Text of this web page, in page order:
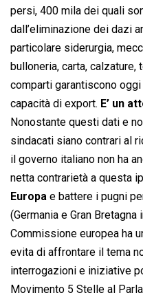
o
o
k
A
p
p
d
I
n
d
s
persi, 400 mila dei quali
dall’eliminazione dei dazi
particolare siderurgia,
bulloneria, carta,
comparti garantiscono
capacità di export. E’ un
Nonostante questi dati e
sindacati siano contrari al
il governo italiano non ha
netta contrarietà a questa
Europa e battere i pugni
(Germania e Gran
Commissione europea ha
evita di affrontare il tema
interrogazioni e iniziative
Movimento 5 Stelle al